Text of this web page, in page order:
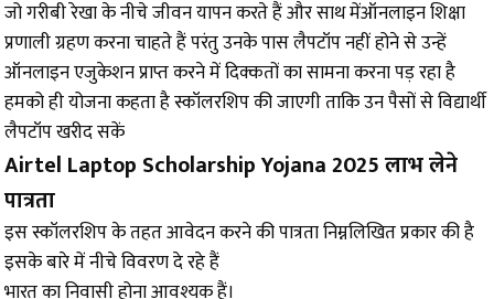
जो गरीबी रेखा के नीचे जीवन यापन करते हैं और साथ मेंऑनलाइन शिक्षा
प्रणाली ग्रहण करना चाहते हैं परंतु उनके पास लैपटॉप नहीं होने से उन्हें
ऑनलाइन एजुकेशन प्राप्त करने में दिक्कतों का सामना करना पड़ रहा है
हमको ही योजना कहता है स्कॉलरशिप की जाएगी ताकि उन पैसों से विद्यार्थी
लैपटॉप खरीद सकें
Airtel Laptop Scholarship Yojana 2025 लाभ लेने
पात्रता
इस स्कॉलरशिप के तहत आवेदन करने की पात्रता निम्नलिखित प्रकार की है
इसके बारे में नीचे विवरण दे रहे हैं
भारत का निवासी होना आवश्यक हैं।